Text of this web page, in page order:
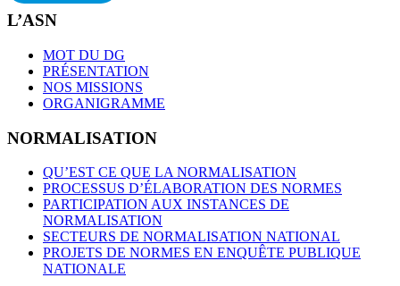
L’ASN
MOT DU DG
PRÉSENTATION
NOS MISSIONS
ORGANIGRAMME
NORMALISATION
QU’EST CE QUE LA NORMALISATION
PROCESSUS D’ÉLABORATION DES NORMES
PARTICIPATION AUX INSTANCES DE
NORMALISATION
SECTEURS DE NORMALISATION NATIONAL
PROJETS DE NORMES EN ENQUÊTE PUBLIQUE
NATIONALE